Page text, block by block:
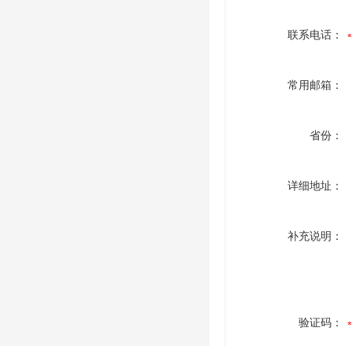
联系电话：
常用邮箱：
省份：
详细地址：
补充说明：
验证码：